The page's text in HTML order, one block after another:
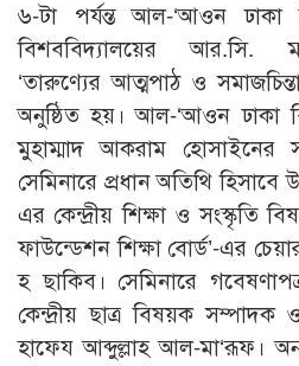
৬-টা পর্যন্ত আল-‘আওন ঢাকা
বিশববিদ্যালয়ের আর.সি.
‘তারুণ্যের আত্মপাঠ ও
অনুষ্ঠিত হয়। আল-‘আওন ঢাকা
মুহাম্মাদ আকরাম হোসাইনের
সেমিনারে প্রধান অতিথি
এর কেন্দ্রীয় শিক্ষা ও সংস্কৃতি
ফাউন্ডেশন শিক্ষা বোর্ড’-এর
হ ছাকিব। সেমিনারে
কেন্দ্রীয় ছাত্র বিষয়ক
হাফেয আব্দুল্লাহ আল-মা‘রূফ।